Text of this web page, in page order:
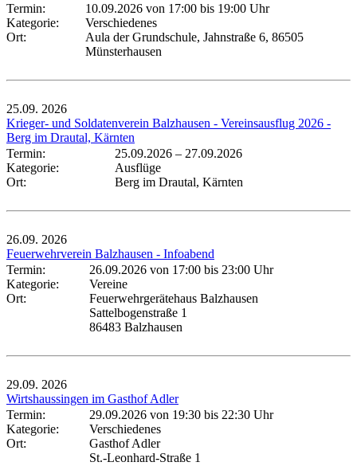
Termin:
10.09.2026 von 17:00 bis 19:00 Uhr
Kategorie:
Verschiedenes
Ort:
Aula der Grundschule, Jahnstraße 6, 86505
Münsterhausen
25.09. 2026
Krieger- und Soldatenverein Balzhausen - Vereinsausflug 2026 -
Berg im Drautal, Kärnten
Termin:
25.09.2026 – 27.09.2026
Kategorie:
Ausflüge
Ort:
Berg im Drautal, Kärnten
26.09. 2026
Feuerwehrverein Balzhausen - Infoabend
Termin:
26.09.2026 von 17:00 bis 23:00 Uhr
Kategorie:
Vereine
Ort:
Feuerwehrgerätehaus Balzhausen
Sattelbogenstraße 1
86483 Balzhausen
29.09. 2026
Wirtshaussingen im Gasthof Adler
Termin:
29.09.2026 von 19:30 bis 22:30 Uhr
Kategorie:
Verschiedenes
Ort:
Gasthof Adler
St.-Leonhard-Straße 1